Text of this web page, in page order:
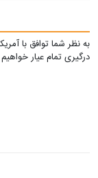
به نظر شما توافق با
درگیری تمام عیار